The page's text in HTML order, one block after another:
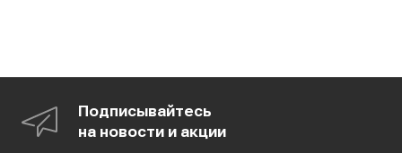
Подписывайтесь
на новости и акции